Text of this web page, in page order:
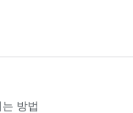
로그램
방법